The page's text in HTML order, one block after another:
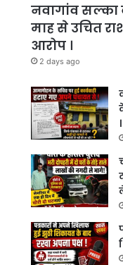
नवागांव सल्का
माह से उचित
आरोप ।
2 days ago
।